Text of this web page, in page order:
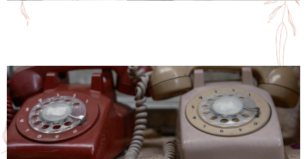
Comment choisir le meilleur ordinateur pour senior